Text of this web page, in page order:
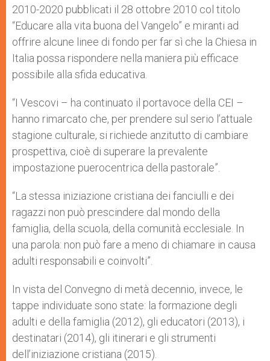
2010-2020 pubblicati il 28 ottobre 2010 col titolo
“Educare alla vita buona del Vangelo” e miranti ad
offrire alcune linee di fondo per far sì che la Chiesa in
Italia possa rispondere nella maniera più efficace
possibile alla sfida educativa.
“I Vescovi – ha continuato il portavoce della CEI –
hanno rimarcato che, per prendere sul serio l’attuale
stagione culturale, si richiede anzitutto di cambiare
prospettiva, cioè di superare la prevalente
impostazione puerocentrica della pastorale”.
“La stessa iniziazione cristiana dei fanciulli e dei
ragazzi non può prescindere dal mondo della
famiglia, della scuola, della comunità ecclesiale. In
una parola: non può fare a meno di chiamare in causa
adulti responsabili e coinvolti”.
In vista del Convegno di metà decennio, invece, le
tappe individuate sono state: la formazione degli
adulti e della famiglia (2012), gli educatori (2013), i
destinatari (2014), gli itinerari e gli strumenti
dell’iniziazione cristiana (2015).